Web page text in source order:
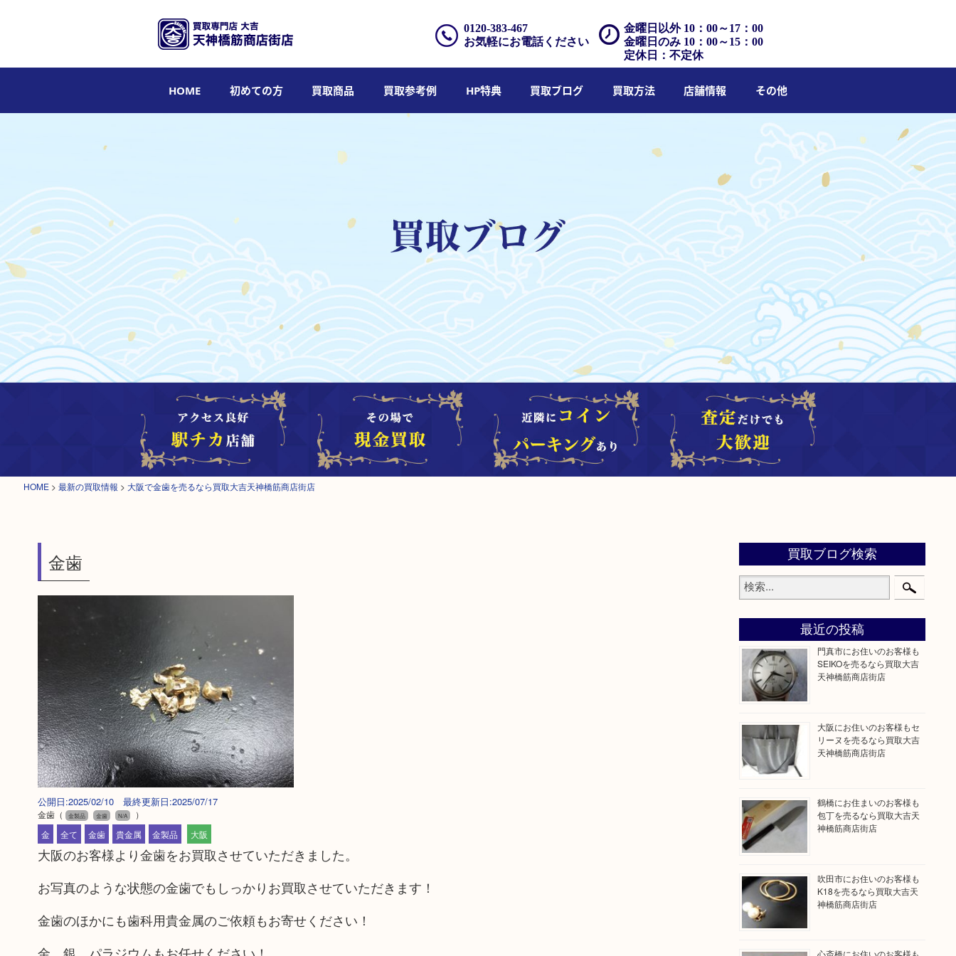
金曜日以外 10：00～17：00
金曜日のみ 10：00～15：00
定休日：不定休
0120-383-467
お気軽にお電話ください
HOME 初めての方 買取商品 買取参考例 HP特典 買取ブログ 買取方法 店舗情報 その他
HOME > 最新の買取情報 > 大阪で金歯を売るなら買取大吉天神橋筋商店街店
金歯
公開日:2025/02/10 最終更新日:2025/07/17
金歯（ 金製品 金歯 N/A
）
金
全て 金歯 貴金属 金製品 大阪
大阪のお客様より金歯をお買取させていただきました。
お写真のような状態の金歯でもしっかりお買取させていただきます！
金歯のほかにも歯科用貴金属のご依頼もお寄せください！
買取ブログ検索
最近の投稿
門真市にお住いのお客様も
SEIKOを売るなら買取大吉
天神橋筋商店街店
大阪にお住いのお客様もセ
リーヌを売るなら買取大吉
天神橋筋商店街店
鶴橋にお住まいのお客様も
包丁を売るなら買取大吉天
神橋筋商店街店
吹田市にお住いのお客様も
K18を売るなら買取大吉天
神橋筋商店街店